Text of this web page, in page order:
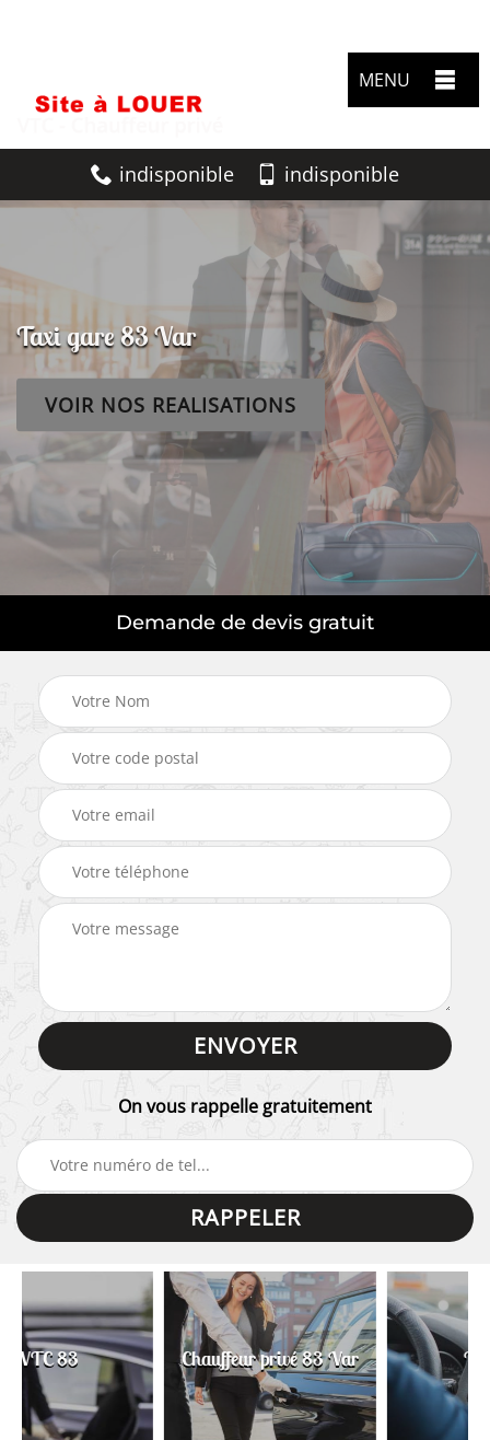
MENU
indisponible indisponible
Taxi gare 83 Var
VOIR NOS REALISATIONS
Demande de devis gratuit
On vous rappelle gratuitement
Chauffeur privé 83 Var Taxi 83